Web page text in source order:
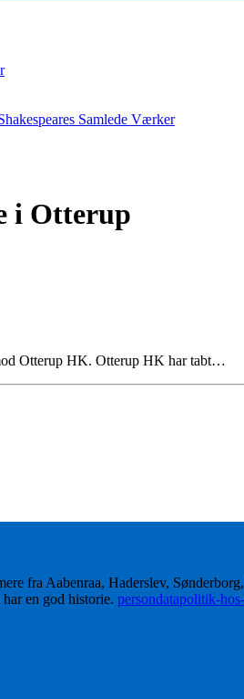
Samlede Værker
i Otterup
Otterup HK. Otterup HK har tabt…
fra Aabenraa, Haderslev,
en god historie. persondatapolitik-